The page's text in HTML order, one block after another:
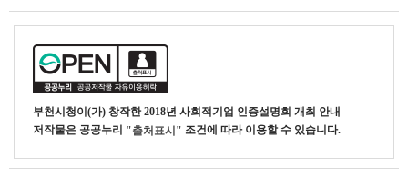
부천시청이(가) 창작한2018년 사회적기업 인증설명회 개최 안내
저작물은 공공누리 "출처표시" 조건에 따라 이용할 수 있습니다.